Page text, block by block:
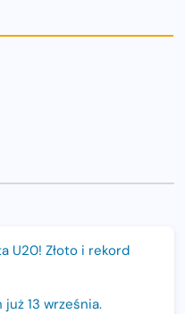
U20! Złoto i rekord
już 13 września.